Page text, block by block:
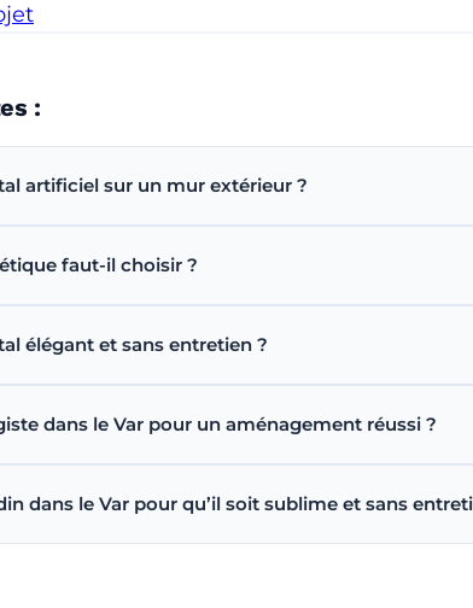
:
artificiel sur un mur extérieur ?
faut-il choisir ?
élégant et sans entretien ?
dans le Var pour un aménagement réussi ?
dans le Var pour qu’il soit sublime et sans